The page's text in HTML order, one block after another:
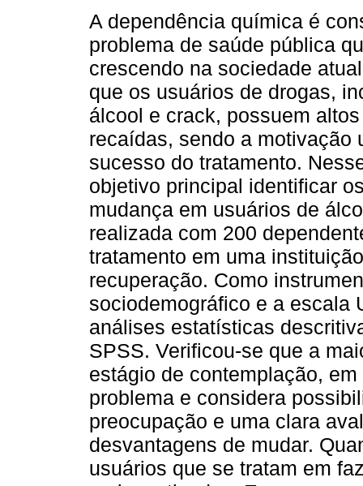
A dependência química é
problema de saúde pública
crescendo na sociedade
que os usuários de drogas,
álcool e crack, possuem
recaídas, sendo a motivação
sucesso do tratamento.
objetivo principal identificar
mudança em usuários de
realizada com 200
tratamento em uma
recuperação. Como
sociodemográfico e a escala
análises estatísticas
SPSS. Verificou-se que a
estágio de contemplação,
problema e considera
preocupação e uma clara
desvantagens de mudar.
usuários que se tratam em